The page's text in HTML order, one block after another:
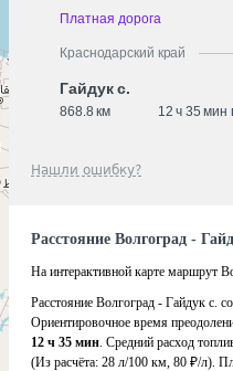
Платная дорога
Краснодарский край
Гайдук с.
868.8 км 12 ч 35 мин
Нашли ошибку?
Расстояние Волгоград -
На интерактивной карте маршрут
Расстояние Волгоград - Гайдук с.
Ориентировочное время
12 ч 35 мин. Средний расход
(Из расчёта: 28 л/100 км, 80 ₽/л).